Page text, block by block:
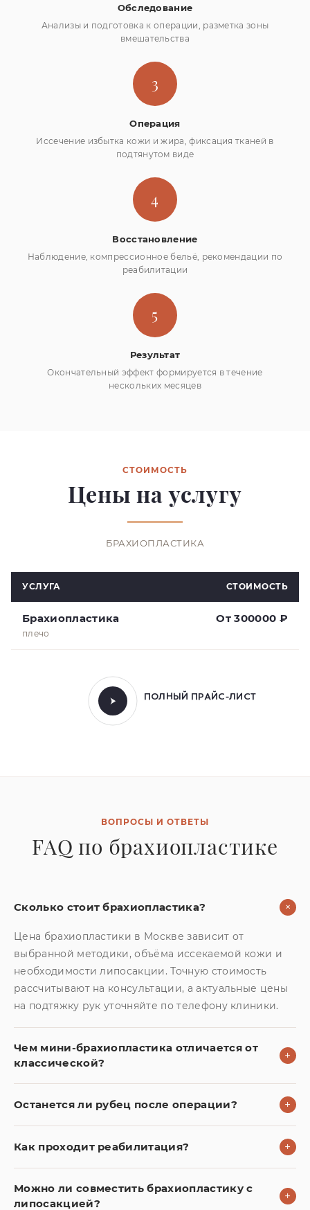
Обследование
Анализы и подготовка к операции, разметка зоны
вмешательства
3
Операция
Иссечение избытка кожи и жира, фиксация тканей в
подтянутом виде
4
Восстановление
Наблюдение, компрессионное бельё, рекомендации по
реабилитации
5
Результат
Окончательный эффект формируется в течение
нескольких месяцев
СТОИМОСТЬ
Цены на услугу
БРАХИОПЛАСТИКА
УСЛУГА СТОИМОСТЬ
Брахиопластика
плечо
От 300000 ₽
ПОЛНЫЙ ПРАЙС-ЛИСТ
ВОПРОСЫ И ОТВЕТЫ
FAQ по брахиопластике
Сколько стоит брахиопластика? +
Цена брахиопластики в Москве зависит от
выбранной методики, объёма иссекаемой кожи и
необходимости липосакции. Точную стоимость
рассчитывают на консультации, а актуальные цены
на подтяжку рук уточняйте по телефону клиники.
Чем мини-брахиопластика отличается от
классической?
+
Останется ли рубец после операции? +
Как проходит реабилитация? +
Можно ли совместить брахиопластику с
липосакцией?
+